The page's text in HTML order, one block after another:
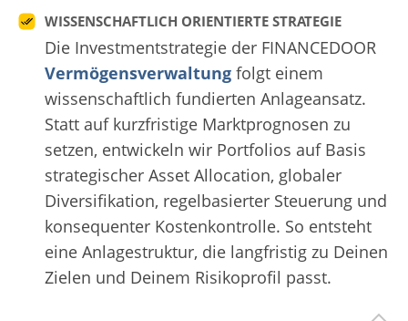
WISSENSCHAFTLICH ORIENTIERTE STRATEGIE
Die Investmentstrategie der FINANCEDOOR
Vermögensverwaltungfolgt einem
wissenschaftlich fundierten Anlageansatz.
Statt auf kurzfristige Marktprognosen zu
setzen, entwickeln wir Portfolios auf Basis
strategischer Asset Allocation, globaler
Diversifikation, regelbasierter Steuerung und
konsequenter Kostenkontrolle. So entsteht
eine Anlagestruktur, die langfristig zu Deinen
Zielen und Deinem Risikoprofil passt.